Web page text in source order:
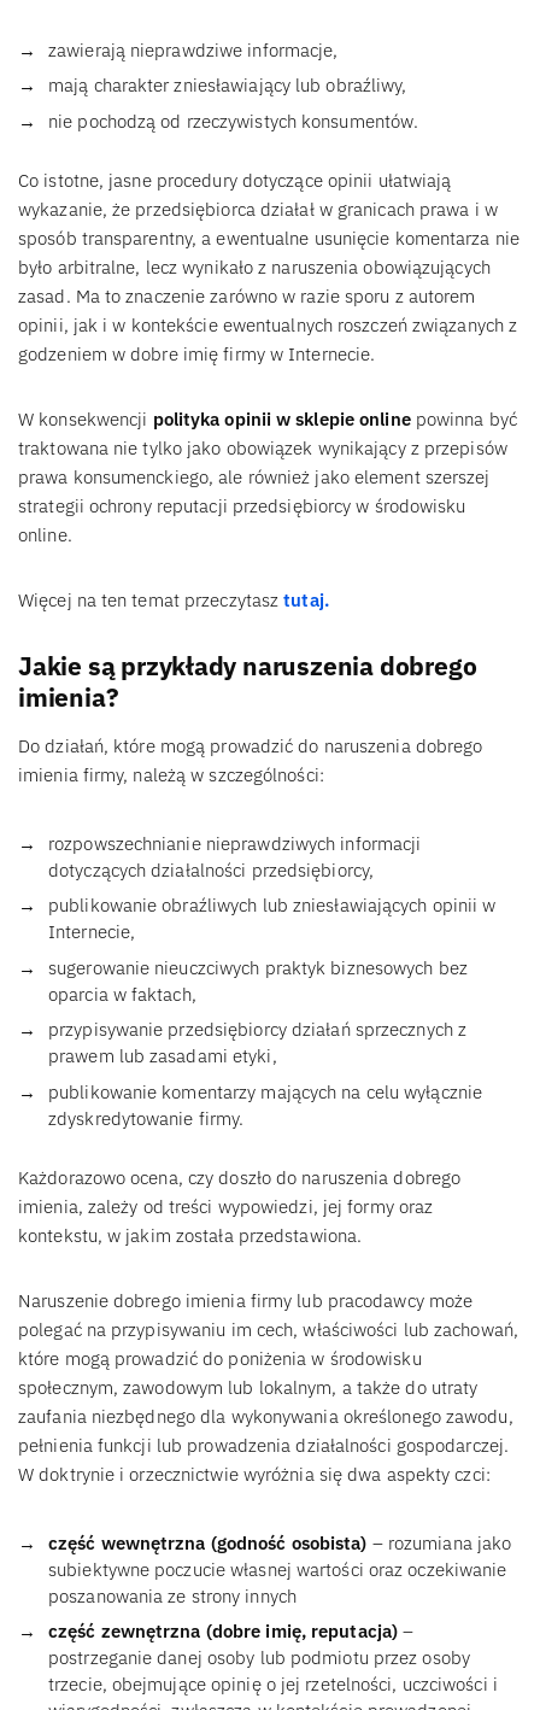
zawierają nieprawdziwe informacje,
mają charakter zniesławiający lub obraźliwy,
nie pochodzą od rzeczywistych konsumentów.
Co istotne, jasne procedury dotyczące opinii ułatwiają
wykazanie, że przedsiębiorca działał w granicach prawa i w
sposób transparentny, a ewentualne usunięcie komentarza nie
było arbitralne, lecz wynikało z naruszenia obowiązujących
zasad. Ma to znaczenie zarówno w razie sporu z autorem
opinii, jak i w kontekście ewentualnych roszczeń związanych z
godzeniem w dobre imię firmy w Internecie.
W konsekwencji polityka opinii w sklepie onlinepowinna być
traktowana nie tylko jako obowiązek wynikający z przepisów
prawa konsumenckiego, ale również jako element szerszej
strategii ochrony reputacji przedsiębiorcy w środowisku
online.
Więcej na ten temat przeczytasztutaj.
Jakie są przykłady naruszenia dobrego
imienia?
Do działań, które mogą prowadzić do naruszenia dobrego
imienia firmy, należą w szczególności:
rozpowszechnianie nieprawdziwych informacji
dotyczących działalności przedsiębiorcy,
publikowanie obraźliwych lub zniesławiających opinii w
Internecie,
sugerowanie nieuczciwych praktyk biznesowych bez
oparcia w faktach,
przypisywanie przedsiębiorcy działań sprzecznych z
prawem lub zasadami etyki,
publikowanie komentarzy mających na celu wyłącznie
zdyskredytowanie firmy.
Każdorazowo ocena, czy doszło do naruszenia dobrego
imienia, zależy od treści wypowiedzi, jej formy oraz
kontekstu, w jakim została przedstawiona.
Naruszenie dobrego imienia firmy lub pracodawcy może
polegać na przypisywaniu im cech, właściwości lub zachowań,
które mogą prowadzić do poniżenia w środowisku
społecznym, zawodowym lub lokalnym, a także do utraty
zaufania niezbędnego dla wykonywania określonego zawodu,
pełnienia funkcji lub prowadzenia działalności gospodarczej.
W doktrynie i orzecznictwie wyróżnia się dwa aspekty czci:
część wewnętrzna (godność osobista) – rozumiana jako
subiektywne poczucie własnej wartości oraz oczekiwanie
poszanowania ze strony innych
część zewnętrzna (dobre imię, reputacja) –
postrzeganie danej osoby lub podmiotu przez osoby
trzecie, obejmujące opinię o jej rzetelności, uczciwości i